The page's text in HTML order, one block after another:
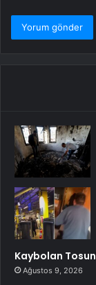
Kaybolan
Ağustos 9, 2026